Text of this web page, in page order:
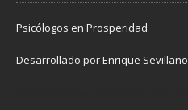
Psicólogos en Prosperidad
Desarrollado por Enrique Sevillano